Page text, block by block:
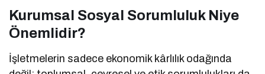
Kurumsal Sosyal Sorumluluk Niye
Önemlidir?
İşletmelerin sadece ekonomik kârlılık odağında